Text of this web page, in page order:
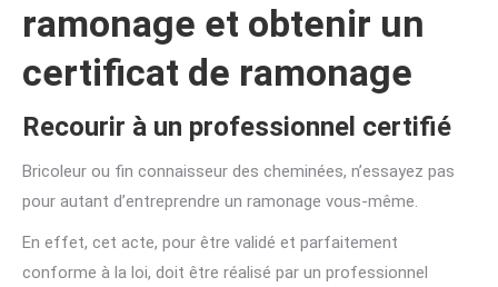
ramonage et obtenir un
certificat de ramonage
Recourir à un professionnel certifié
Bricoleur ou fin connaisseur des cheminées, n’essayez pas
pour autant d’entreprendre un ramonage vous-même.
En effet, cet acte, pour être validé et parfaitement
conforme à la loi, doit être réalisé par un professionnel